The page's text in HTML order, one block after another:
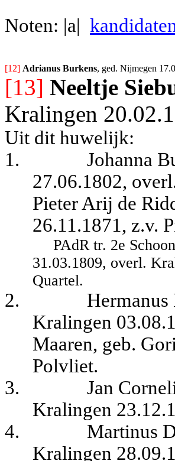
Noten: |a|
[12] Adrianus Burkens, ged. Nijmegen
[13] Neeltje
Kralingen
Uit dit huwelijk:
1.
Johanna
27.06.1802,
Pieter Arij de
26.11.1871, z.v.
PAdR tr. 2e
31.03.1809, overl.
Quartel.
2.
Kralingen
Maaren, geb.
Polvliet.
3.
Jan
Kralingen
4.
Martinus
Kralingen